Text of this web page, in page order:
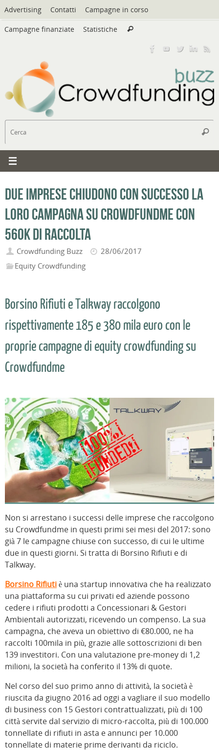
Vai
al
contenuto
Advertising Contatti Campagne in corso
Campagne finanziate Statistiche Cerca
Cerca
Due imprese chiudono con successo la
loro campagna su Crowdfundme con
560k di raccolta
Crowdfunding Buzz
28/06/2017
Equity Crowdfunding
Borsino Rifiuti e Talkway raccolgono
rispettivamente 185 e 380 mila euro con le
proprie campagne di equity crowdfunding su
Crowdfundme
Non si arrestano i successi delle imprese che raccolgono
su Crowdfundme in questi primi sei mesi del 2017: sono
già 7 le campagne chiuse con successo, di cui le ultime
due in questi giorni. Si tratta di Borsino Rifiuti e di
Talkway.
Borsino Rifiutiè una startup innovativa che ha realizzato
una piattaforma su cui privati ed aziende possono
cedere i rifiuti prodotti a Concessionari & Gestori
Ambientali autorizzati, ricevendo un compenso. La sua
campagna, che aveva un obiettivo di €80.000, ne ha
raccolti 100mila in più, grazie alle sottoscrizioni di ben
139 investitori. Con una valutazione pre-money di 1,2
milioni, la società ha conferito il 13% di quote.
Nel corso del suo primo anno di attività, la società è
riuscita da giugno 2016 ad oggi a vagliare il suo modello
di business con 15 Gestori contrattualizzati, più di 100
città servite dal servizio di micro-raccolta, più di 100.000
tonnellate di rifiuti in asta e annunci per 10.000
tonnellate di materie prime derivanti da riciclo.